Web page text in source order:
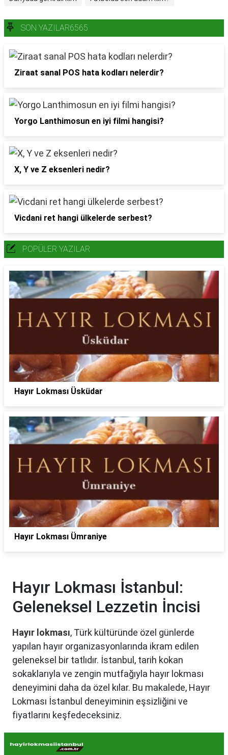
SON YAZILAR6565
Ziraat sanal POS hata kodları nelerdir?
Yorgo Lanthimosun en iyi filmi hangisi?
X, Y ve Z eksenleri nedir?
Vicdani ret hangi ülkelerde serbest?
POPÜLER YAZILAR
Hayır Lokması Üsküdar
Hayır Lokması Ümraniye
Hayır Lokması İstanbul:
Geleneksel Lezzetin İncisi
Hayır lokması, Türk kültüründe özel günlerde
yapılan hayır organizasyonlarında ikram edilen
geleneksel bir tatlıdır. İstanbul, tarih kokan
sokaklarıyla ve zengin mutfağıyla hayır lokması
deneyimini daha da özel kılar. Bu makalede, Hayır
Lokması İstanbul deneyiminin eşsizliğini ve
fiyatlarını keşfedeceksiniz.
Hayır Lokması İstanbul'da
Neden Popüler?